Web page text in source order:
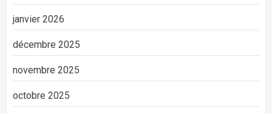
janvier 2026
décembre 2025
novembre 2025
octobre 2025